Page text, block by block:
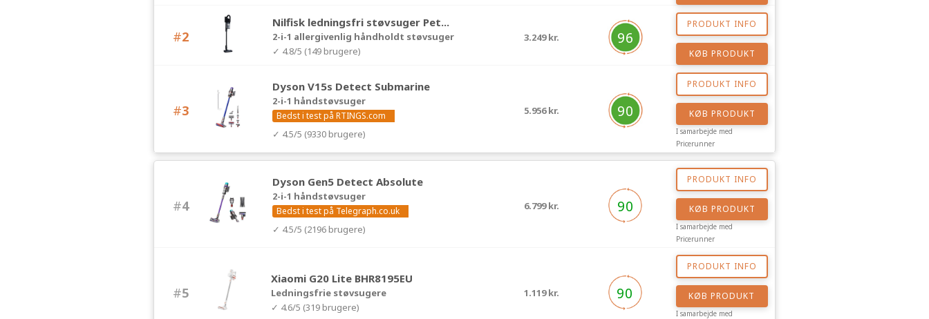
#2
Nilfisk ledningsfri støvsuger Pet...
2-i-1 allergivenlig håndholdt støvsuger
✓ 4.8/5 (149 brugere)
3.249 kr. 96
PRODUKT INFO
KØB PRODUKT
#3
Dyson V15s Detect Submarine
2-i-1 håndstøvsuger
Bedst i test på RTINGS.com
✓ 4.5/5 (9330 brugere)
5.956 kr. 90
PRODUKT INFO
KØB PRODUKT
I samarbejde med
Pricerunner
#4
Dyson Gen5 Detect Absolute
2-i-1 håndstøvsuger
Bedst i test på Telegraph.co.uk
✓ 4.5/5 (2196 brugere)
6.799 kr. 90
PRODUKT INFO
KØB PRODUKT
I samarbejde med
Pricerunner
#5
Xiaomi G20 Lite BHR8195EU
Ledningsfrie støvsugere
✓ 4.6/5 (319 brugere)
1.119 kr. 90
PRODUKT INFO
KØB PRODUKT
I samarbejde med